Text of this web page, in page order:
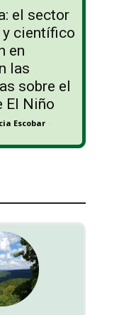
el sector
científico
en
las
sobre el
El Niño
Escobar -